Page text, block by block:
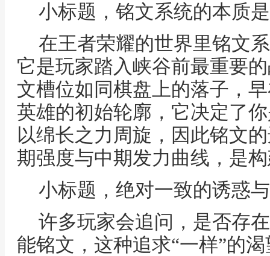
小标题，铭文系统的本质
在王者荣耀的世界里铭文
它是玩家踏入峡谷前最重要
文槽位如同棋盘上的落子，
英雄的初始轮廓，它决定了
以绵长之力周旋，因此铭文
期强度与中期发力曲线，是
小标题，绝对一致的诱惑
许多玩家会追问，是否存
能铭文，这种追求“一样”的